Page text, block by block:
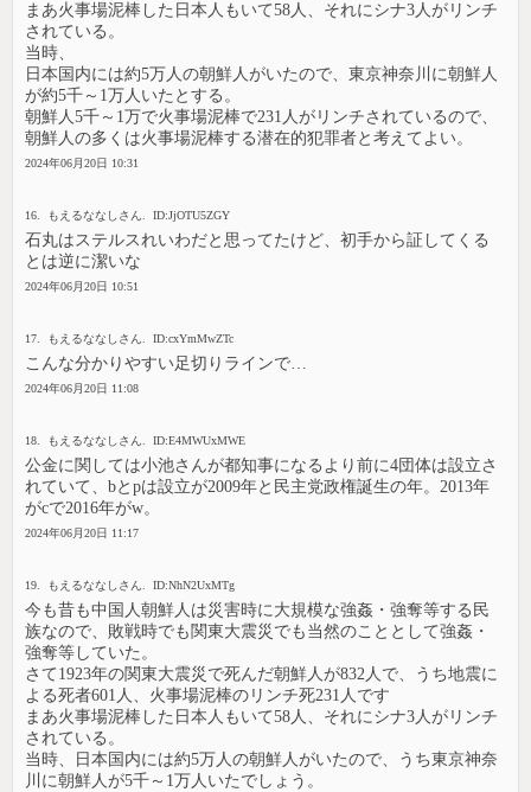
まあ火事場泥棒した日本人もいて58人、それにシナ3人がリンチ
されている。
当時、
日本国内には約5万人の朝鮮人がいたので、東京神奈川に朝鮮人
が約5千～1万人いたとする。
朝鮮人5千～1万で火事場泥棒で231人がリンチされているので、
朝鮮人の多くは火事場泥棒する潜在的犯罪者と考えてよい。
2024年06月20日 10:31
16. もえるななしさん. ID:JjOTU5ZGY
石丸はステルスれいわだと思ってたけど、初手から証してくる
とは逆に潔いな
2024年06月20日 10:51
17. もえるななしさん. ID:cxYmMwZTc
こんな分かりやすい足切りラインで…
2024年06月20日 11:08
18. もえるななしさん. ID:E4MWUxMWE
公金に関しては小池さんが都知事になるより前に4団体は設立さ
れていて、bとpは設立が2009年と民主党政権誕生の年。2013年
がcで2016年がw。
2024年06月20日 11:17
19. もえるななしさん. ID:NhN2UxMTg
今も昔も中国人朝鮮人は災害時に大規模な強姦・強奪等する民
族なので、敗戦時でも関東大震災でも当然のこととして強姦・
強奪等していた。
さて1923年の関東大震災で死んだ朝鮮人が832人で、うち地震に
よる死者601人、火事場泥棒のリンチ死231人です
まあ火事場泥棒した日本人もいて58人、それにシナ3人がリンチ
されている。
当時、日本国内には約5万人の朝鮮人がいたので、うち東京神奈
川に朝鮮人が5千～1万人いたでしょう。